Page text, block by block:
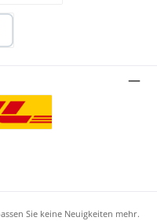
Sie keine Neuigkeiten mehr.